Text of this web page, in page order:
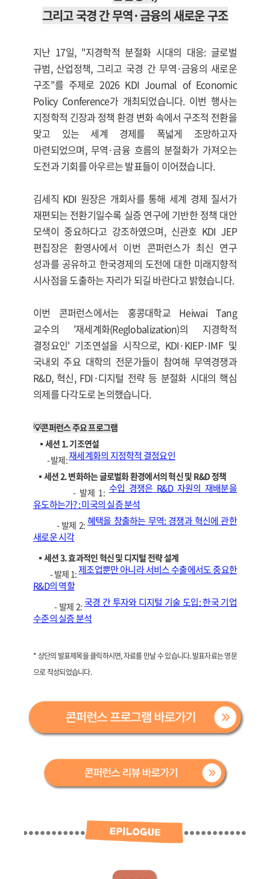
그리고 국경 간 무역·금융의 새로운 구조
지난 17일, "지경학적 분절화 시대의 대응: 글로벌
규범, 산업정책, 그리고 국경 간 무역·금융의 새로운
구조"를 주제로 2026 KDI Journal of Economic
Policy Conference가 개최되었습니다. 이번 행사는
지정학적 긴장과 정책 환경 변화 속에서 구조적 전환을
맞고 있는 세계 경제를 폭넓게 조망하고자
마련되었으며, 무역·금융 흐름의 분절화가 가져오는
도전과 기회를 아우르는 발표들이 이어졌습니다.
김세직 KDI 원장은 개회사를 통해 세계 경제 질서가
재편되는 전환기일수록 실증 연구에 기반한 정책 대안
모색이 중요하다고 강조하였으며, 신관호 KDI JEP
편집장은 환영사에서 이번 콘퍼런스가 최신 연구
성과를 공유하고 한국경제의 도전에 대한 미래지향적
시사점을 도출하는 자리가 되길 바란다고 밝혔습니다.
이번 콘퍼런스에서는 홍콩대학교 Heiwai Tang
교수의 '재세계화(Reglobalization)의 지경학적
결정요인' 기조연설을 시작으로, KDI·KIEP·IMF 및
국내외 주요 대학의 전문가들이 참여해 무역경쟁과
R&D, 혁신, FDI·디지털 전략 등 분절화 시대의 핵심
의제를 다각도로 논의했습니다.
💡콘퍼런스 주요 프로그램
▪️세션 1. 기조연설
- 발제:재세계화의 지정학적 결정요인
▪️세션 2. 변화하는 글로벌화 환경에서의 혁신 및 R&D 정책
- 발제 1:수입 경쟁은 R&D 자원의 재배분을
유도하는가? : 미국의 실증 분석
- 발제 2: 혜택을 창출하는 무역: 경쟁과 혁신에 관한
새로운 시각
▪️세션 3. 효과적인 혁신 및 디지털 전략 설계
- 발제 1:제조업뿐만 아니라 서비스 수출에서도 중요한
R&D의 역할
- 발제 2:국경 간 투자와 디지털 기술 도입: 한국 기업
수준의 실증 분석
* 상단의 발표제목을 클릭하시면, 자료를 만날 수 있습니다. 발표자료는 영문
으로 작성되었습니다.